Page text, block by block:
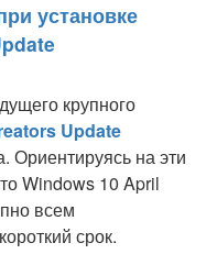
установке
крупного
Update
Ориентируясь на эти
Windows 10 April
всем
срок.